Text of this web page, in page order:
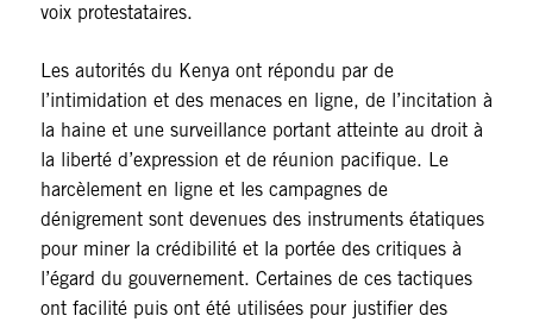
voix protestataires.
Les autorités du Kenya ont répondu par de
l’intimidation et des menaces en ligne, de l’incitation à
la haine et une surveillance portant atteinte au droit à
la liberté d’expression et de réunion pacifique. Le
harcèlement en ligne et les campagnes de
dénigrement sont devenues des instruments étatiques
pour miner la crédibilité et la portée des critiques à
l’égard du gouvernement. Certaines de ces tactiques
ont facilité puis ont été utilisées pour justifier des